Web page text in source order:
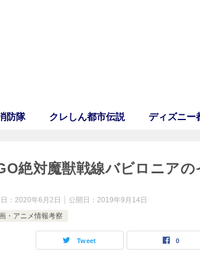
防隊 クレしん都市伝説 ディズニー
絶対魔獣戦線バビロニア
： 2020年6月2日 公開日： 2019年9月14日
・アニメ情報考察
Tweet 0